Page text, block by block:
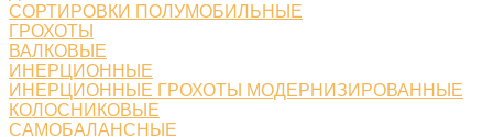
СОРТИРОВКИ ПОЛУМОБИЛЬНЫЕ
ГРОХОТЫ
ВАЛКОВЫЕ
ИНЕРЦИОННЫЕ
ИНЕРЦИОННЫЕ ГРОХОТЫ МОДЕРНИЗИРОВАННЫЕ
КОЛОСНИКОВЫЕ
САМОБАЛАНСНЫЕ